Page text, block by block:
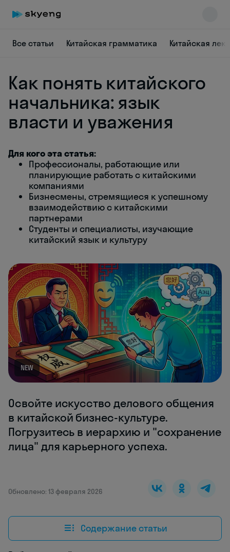
Все статьи Китайская грамматика Китайская
Как понять китайского
начальника: язык
власти и уважения
Для кого эта статья:
Профессионалы, работающие или
планирующие работать с китайскими
компаниями
Бизнесмены, стремящиеся к успешному
взаимодействию с китайскими
партнерами
Студенты и специалисты, изучающие
китайский язык и культуру
NEW
Освойте искусство делового общения
в китайской бизнес-культуре.
Погрузитесь в иерархию и "сохранение
лица" для карьерного успеха.
Обновлено: 13 февраля 2026
Содержание статьи